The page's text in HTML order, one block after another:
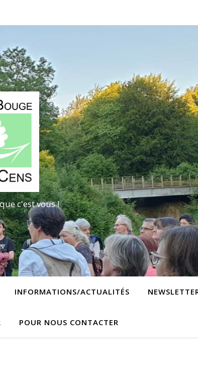
c'est vous !
INFORMATIONS/ACTUALITÉS
POUR NOUS CONTACTER